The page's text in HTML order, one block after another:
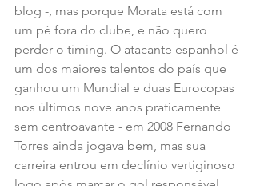
blog -, mas porque Morata está com
um pé fora do clube, e não quero
perder o timing. O atacante espanhol é
um dos maiores talentos do país que
ganhou um Mundial e duas Eurocopas
nos últimos nove anos praticamente
sem centroavante - em 2008 Fernando
Torres ainda jogava bem, mas sua
carreira entrou em declínio vertiginoso